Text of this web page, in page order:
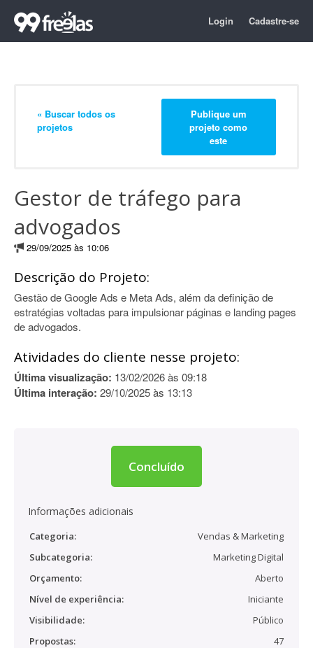
Login Cadastre-se
« Buscar todos os
projetos
Publique um
projeto como
este
Gestor de tráfego para
advogados
29/09/2025 às 10:06
Descrição do Projeto:
Gestão de Google Ads e Meta Ads, além da definição de
estratégias voltadas para impulsionar páginas e landing pages
de advogados.
Atividades do cliente nesse projeto:
Última visualização: 13/02/2026 às 09:18
Última interação: 29/10/2025 às 13:13
Concluído
Informações adicionais
Categoria:
Vendas & Marketing
Subcategoria:
Marketing Digital
Orçamento:
Aberto
Nível de experiência:
Iniciante
Visibilidade:
Público
Propostas:
47